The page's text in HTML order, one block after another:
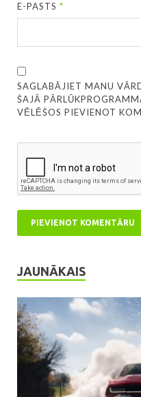
E-PASTS*
SAGLABĀJIET MANU
ŠAJĀ
VĒLĒŠOS PIEVIENOT
JAUNĀKAIS